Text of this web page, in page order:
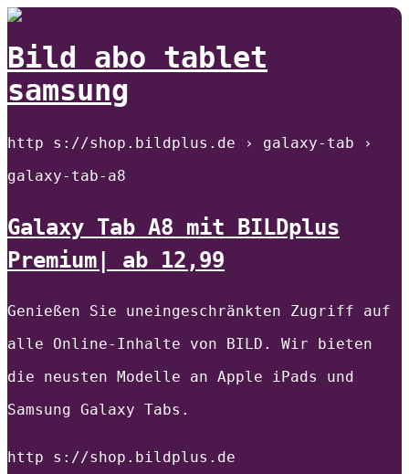
Bild abo tablet
samsung
http s://shop.bildplus.de › galaxy-tab ›
galaxy-tab-a8
Galaxy Tab A8 mit BILDplus
Premium| ab 12,99
Genießen Sie uneingeschränkten Zugriff auf
alle Online-Inhalte von BILD. Wir bieten
die neusten Modelle an Apple iPads und
Samsung Galaxy Tabs.
http s://shop.bildplus.de